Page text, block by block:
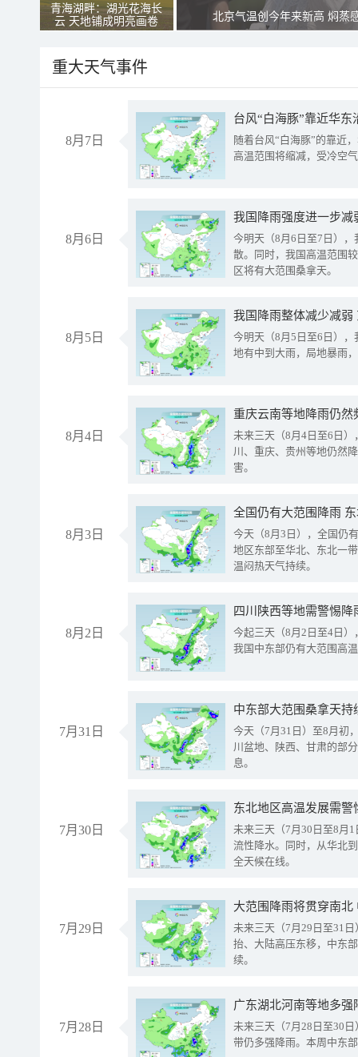
青海湖畔：湖光花海长
云 天地铺成明亮画卷
北京气温创今年来新高 焖蒸
重大天气事件
8月7日
台风“白海豚”靠近华
随着台风“白海豚”的靠近
高温范围将缩减，受冷空
8月6日
今明天（8月6日至7日）
散。同时，我国高温范围
区将有大范围桑拿天。
8月5日
我国降雨整体减少减弱
今明天（8月5日至6日）
地有中到大雨，局地暴雨
8月4日
重庆云南等地降雨仍然
未来三天（8月4日至6日
川、重庆、贵州等地仍然
害。
8月3日
全国仍有大范围降雨
今天（8月3日），全国仍
地区东部至华北、东北一
温闷热天气持续。
8月2日
今起三天（8月2日至4日
我国中东部仍有大范围高
7月31日
中东部大范围桑拿天
今天（7月31日）至8月初
川盆地、陕西、甘肃的部
息。
7月30日
东北地区高温发展需
未来三天（7月30日至8月
流性降水。同时，从华北
全天候在线。
7月29日
大范围降雨将贯穿南
未来三天（7月29日至31
抬、大陆高压东移，中东
续。
7月28日
广东湖北河南等地多
未来三天（7月28日至30
带仍多强降雨。本周中东